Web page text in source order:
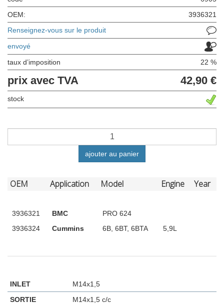
OEM:
3936321
Renseignez-vous sur le produit
envoyé
taux d’imposition 22 %
prix avec TVA 42,90 €
stock
ajouter au panier
OEM Application Model Engine Year
3936321 BMC
PRO 624
3936324
Cummins 6B, 6BT, 6BTA 5,9L
INLET
M14x1,5
SORTIE
M14x1,5 c/c